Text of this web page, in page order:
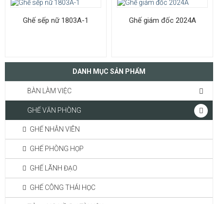
Ghế sếp nữ 1803A-1 Ghế giám đốc 2024A
DANH MỤC SẢN PHẨM
BÀN LÀM VIỆC
GHẾ VĂN PHÒNG
GHẾ NHÂN VIÊN
GHẾ PHÒNG HỌP
GHẾ LÃNH ĐẠO
GHẾ CÔNG THÁI HỌC